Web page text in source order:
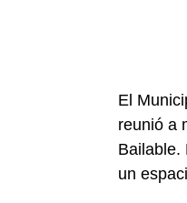
El
reunió a
Bailable.
un